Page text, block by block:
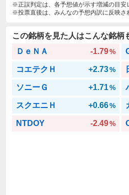
正誤判定は、各予想値が示す増減の目安
投票直後は、みんなの予想内訳に反映さ
この銘柄を見た人はこんな銘柄
ＤｅＮＡ
-1.79%
コエテクＨ +2.73%
ソニーＧ +1.71%
スクエニＨ +0.66%
NTDOY -2.49%